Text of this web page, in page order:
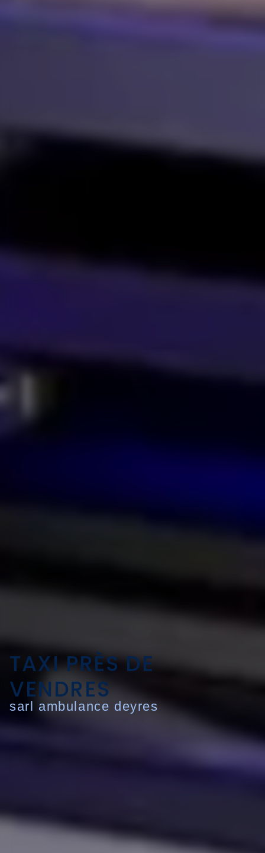
TAXI PRÈS DE
VENDRES
sarl ambulance deyres